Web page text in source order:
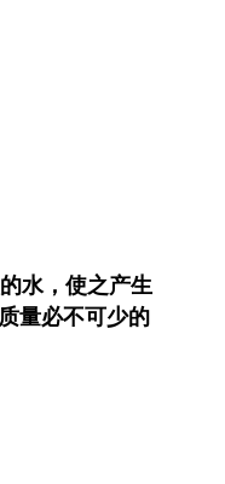
水，使之产生
量必不可少的